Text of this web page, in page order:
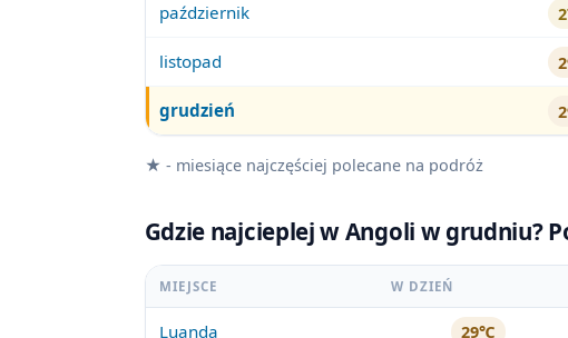
październik
listopad
grudzień
★ - miesiące najczęściej polecane na podróż
Gdzie najcieplej w Angoli w grudniu?
MIEJSCE W DZIEŃ
Luanda 29℃